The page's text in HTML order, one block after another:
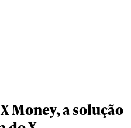
Money, a solução